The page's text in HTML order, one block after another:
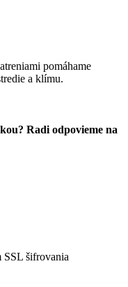
pomáhame
a klímu.
Radi odpovieme na
SSL šifrovania